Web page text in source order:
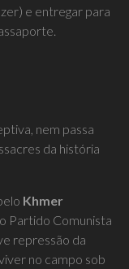
e entregar para
nem passa
da história
Khmer
Partido Comunista
repressão da
no campo sob